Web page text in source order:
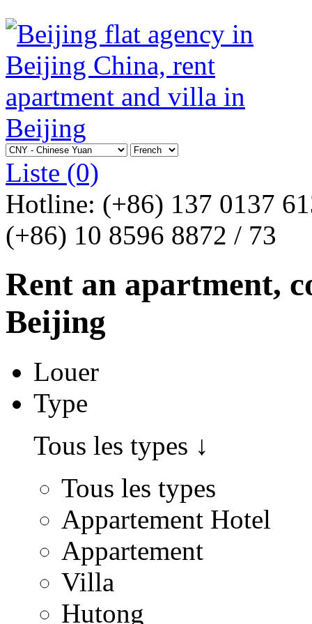
Liste (0)
Hotline: (+86) 137 0137
(+86) 10 8596 8872 / 73
Rent an apartment,
Beijing
Louer
Type
Tous les types ↓
Tous les types
Appartement Hotel
Appartement
Villa
Hutong